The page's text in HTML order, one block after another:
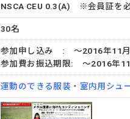
NSCA CEU 0.3(A) ※会員証を
30名
参加申し込み : ～2016年11月
参加費お振込期限: ～2016年
運動のできる服装・室内用シュ